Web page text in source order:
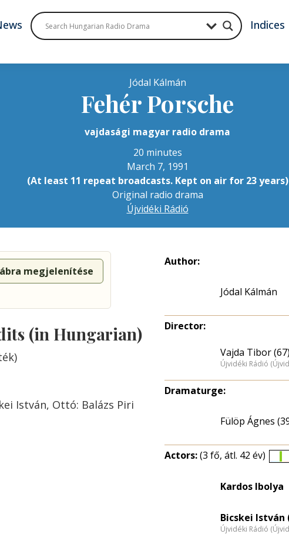
Indices
Jódal Kálmán
Fehér Porsche
vajdasági magyar radio drama
20 minutes
March 7, 1991
(At least 11 repeat broadcasts. Kept on air for 23 years)
Original radio drama
Újvidéki Rádió
megjelenítése
(in Hungarian)
István, Ottó: Balázs Piri
Author:
Jódal Kálmán
Director:
Vajda Tibor (67)
Újvidéki Rádió
Dramaturge:
Fülöp Ágnes
Actors:(3 fő, átl. 42 év)
Kardos Ibolya
Bicskei István
Újvidéki Rádió